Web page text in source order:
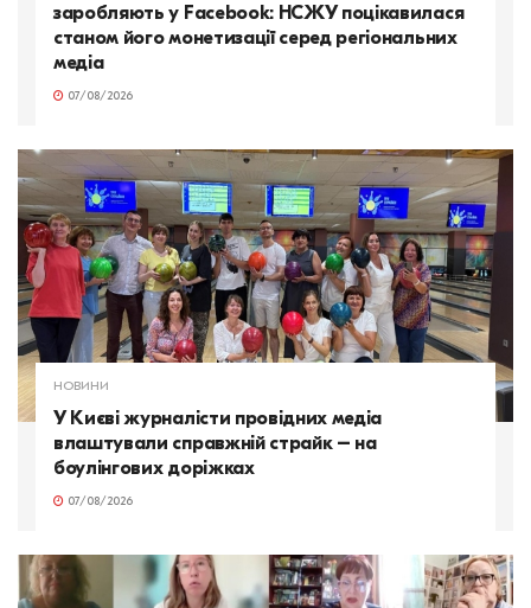
заробляють у Facebook: НСЖУ поцікавилася
станом його монетизації серед регіональних
медіа
07/08/2026
НОВИНИ
У Києві журналісти провідних медіа
влаштували справжній страйк – на
боулінгових доріжках
07/08/2026